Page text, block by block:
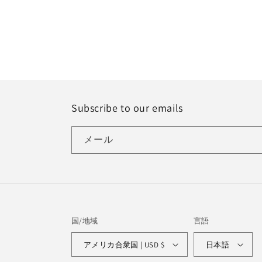
Subscribe to our emails
メール
国/地域
アメリカ合衆国 | USD $
言語
日本語